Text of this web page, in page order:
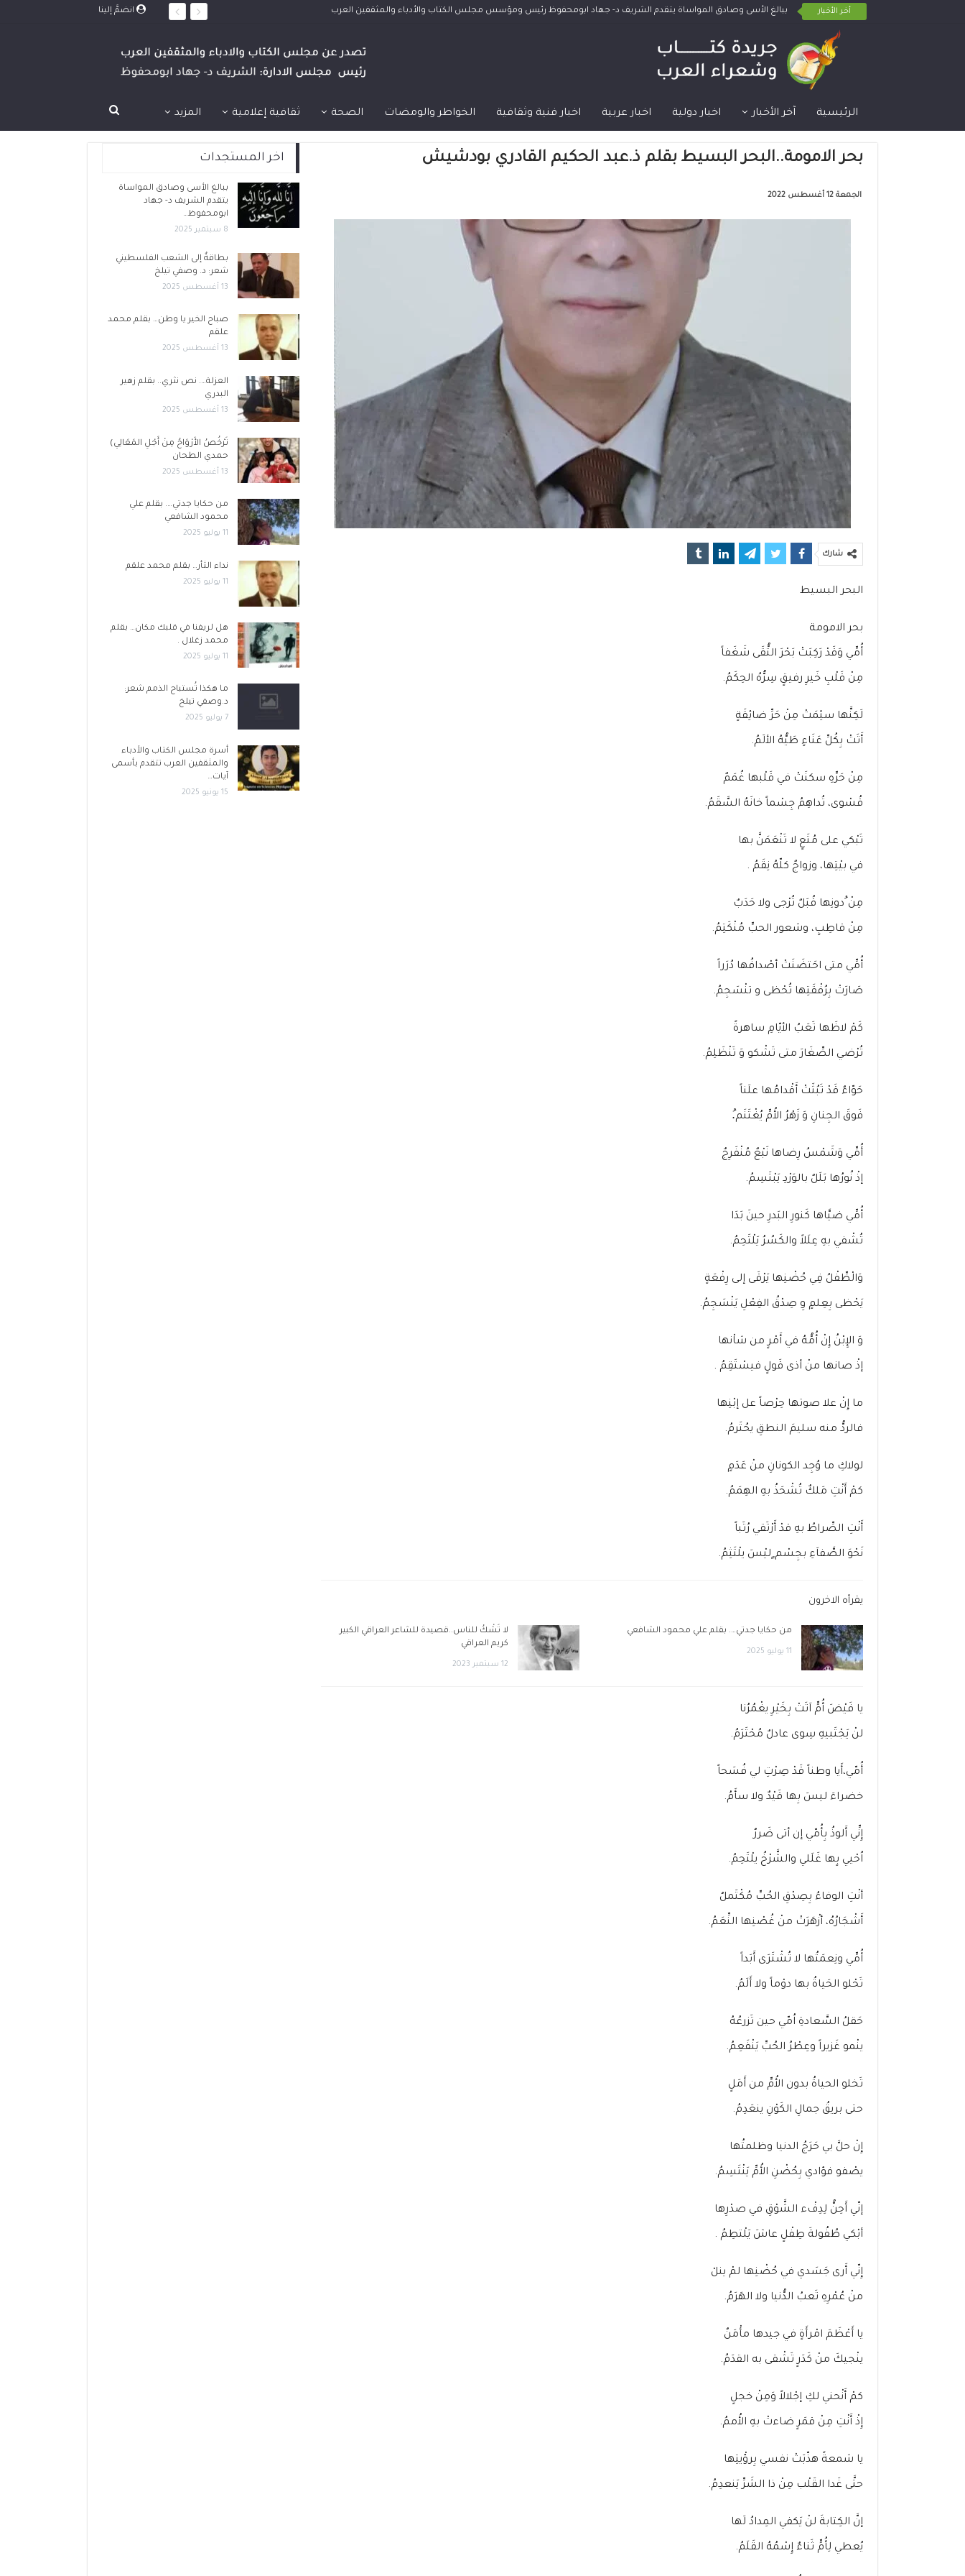
انضمَّ إلينا أخر الأخبار ببالغ الأسى وصادق المواساة يتقدم الشريف د- جهاد ابومحفوظ رئيس ومؤسس مجلس الكتاب والأدباء والمثقفين العرب
الرئيسية آخر الأخبار اخبار دولية اخبار عربية اخبار فنية وثقافية الخواطر والومضات الصحة ثقافية إعلامية المزيد
بحر الامومة..البحر البسيط بقلم ذ.عبد الحكيم القادري بودشيش
الجمعة 12 أغسطس 2022
شارك
البحر البسيط
بحر الامومة
أُمِّي وَقَدْ رَكِبَتْ بَحْرَ التُّقَى شَغَفاً
مِنْ قَلْبِ خَيرِ رفيقٍ سِرُّهُ الحِكَمُ.
لَكِنَّها سئِمَتْ مِنْ حَرِّ ضائِقَةٍ
أَتَتْ بِكُلِّ عَنَاءٍ طَيُّهُ الألَمُ.
مِنْ حَرِّهِ سكنَتْ في قَلْبها غُمَمٌ
قُسْوى، تُداهِمُ جِسْماً خانَهُ السَّقَمُ.
تَبْكي على مُتَعٍ لا تَنْعَمَنَّ بها
في بيْتِها، وزواجٌ كلّهُ نِقَمُ .
مِنْ ُدونِها قُبَلٌ تُرْجى ولا حَدَبٌ
مِنْ قاطِبٍ، وشعور الحبِّ مُنْكَتِمُ.
أُمِّي متى احَتضَنَتْ أصْدافُها دُرَراً
صَارَتْ بِرُفْقَتِها تُحْظى و تنْسَجِمُ.
كَمْ لاظَها تَعَبُ الأيّامِ ساهرةً
تُرْضي الصِّغَارَ متى تَشْكو وَ تَنْظَلِمُ.
حَوّاءٌ قَدْ تَبُثَتْ أَقْدامُها علَناً
فَوقَ الجِنانِ وَ زَهْرُ الأُمِّ يُغْتَنَم.ُ
أُمِّي وَشَمْسُ رِضاها نَبْعٌ مُنْفَرِجٌ
إذْ نُورُها بَلَلٌ بالوَرْدِ يَبْتَسِمُ.
أُمِّي ضيَّاها كَنورِ البَدرِ حينَ بَدَا
تُشْفي بهِ عِلَلاً والكَسُرُ يَلْتَحِمُ.
وَالْطِّفْلُ فِي حُضْنِها يَرْقَى إلى رِفْعَةٍ
يَحْظى بِعِلمٍ وِ صِدْقُ الفِعْلِ يَنْسَجِمُ.
وَ الإِبْنُ إِنْ أُمُّهُ في أَمْرٍ من شاْنها
إذْ صانها منْ أذى قَولٍ فيسْتَقِمُ .
ما إِنْ علا صوتها حِرْصاً عل إبْنِها
فالردُّ منه سليمَ النطقِ يحُتَرمُ.
لولاكِ ما وُجِد الكونانِ منْ عَدَمٍ
كمْ أَنْتِ مَلكٌ تُشْحَذُ بهِ الهِمَمُ.
أَنْتِ الصِّراطُ بهِ قدْ أَرْتَقي رُتَباً
نَحْوَ الصَّفاَءِ بجِسْم ٍليْسَ يلْتَثِمُ.
يقرأه الاخرون
من حكايا جدتي…. بقلم علي محمود الشافعي
11 يوليو 2025
لا تَشْكُ للناس..قصيدة للشاعر العراقي الكبير
كريم العراقي
12 سبتمبر 2023
يا فَيْضَ أُمٍّ اَتَتْ بِخَيْرِ يغْمُرُنا
لنْ يَجْتَبيهِ سِوى عادلٌ مُحْتَرَمُ.
أُمّي،أَيا وطناً قَدْ صِرْتِ لي فُسَحاً
خضراءَ ليسَ بِها قَيْدٌ ولا سأَمُ.
إِنِّي أَلوذُ بِأُمّي إن أتى ضَررٌ
اُحْيي بٍها غَلَلي والشَّرْخُ يلْتَحِمُ.
أنْتِ الوفاءُ بِصِدْقِ الحُبِّ مُكْتَملٌ
أَشْجَارُهُ، أزْهَرَتْ منْ غُصْنِها النِّعَمُ.
أُمِّي ونِعمَتُها لا تُشْتَرَى أَبَداً
تَحْلو الحَياةُ بها دوْماً ولا أَلَمُ.
حَقلُ السَّعادةِ اُمّي حين تَزرعُهُ
ينْمو غَزيراً وعِطْرُ الحُبِّ يَنْفَعِمُ.
تَخلو الحياةُ بدون الأُمِّ من أَمَلٍ
حتى بريقُ جمالِ الكَوْنِ ينعَدِمُ.
إِنْ حلَّ بي حَرَجُ الدنيا وظلمتُها
يصْفو فؤادي بِحُضْنِ الأُمِّ يَنْتَسِمُ.
إنّي أَحِنُّ لِدِفْء الشَّوْقِ في صدْرِها
أبْكي طُفُولةَ طِفْلٍ عاشَ يَلْتطِمُ .
إِنّي أَرى جَسَدي في حُضْنِها لمْ ينلْ
منْ عُمْرِهِ تَعبُ الدُّنيا ولا الهَرَمُ.
يا أَعْظَمَ امْرأَةٍ في جيدها مأْمَنٌ
ينْجيكَ منْ كَدَرٍ تَشْقى به القدَمُ.
كمْ أَنْحني لكِ إجْلالاً وَمِنْ خجلٍ
إِذْ أَنْتِ مِنْ قمَرٍ ضاءتْ بهِ الأُممُ.
يا شمعةً هذّبَتْ نفسي بِرؤْيتِها
حتَّى غَدا القَلْب مِنْ ذا الشَرِّ يَنعدِمُ.
إنَّ الكِتابةَ لنْ يَكفي المِدادُ لَها
يُعطي لِأُمٍّ ثَناءٌ إِسْمُهُ القَلَمُ.
اخر المستجدات
ببالغ الأسى وصادق المواساة
يتقدم الشريف د- جهاد
ابومحفوظ…
8 سبتمبر 2025
بطاقةٌ إلى الشعب الفلسطيني
شعر: د. وصفي تيلخ
13 أغسطس 2025
صباح الخير يا وطن… بقلم محمد
علقم
13 أغسطس 2025
العزلة…. نص نثري.. بقلم زهير
البدري
13 أغسطس 2025
تَرْخُصُ الأَرْوَاحُ مِنْ أَجْلِ المَعَالِي)
حمدي الطحان
13 أغسطس 2025
من حكايا جدتي…. بقلم علي
محمود الشافعي
11 يوليو 2025
نداء الثأر… بقلم محمد علقم
11 يوليو 2025
هل لريفنا في قلبك مكان… بقلم
محمد زغلال .
11 يوليو 2025
ما هكذا تُستباح الذمم شعر:
د.وصفي تيلخ
7 يوليو 2025
أسرة مجلس الكتاب والأدباء
والمثقفين العرب تتقدم بأسمى
آيات…
15 يونيو 2025